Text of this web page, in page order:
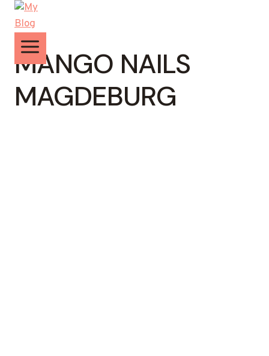
Zum
Inhalt
springen
MANGO NAILS
MAGDEBURG